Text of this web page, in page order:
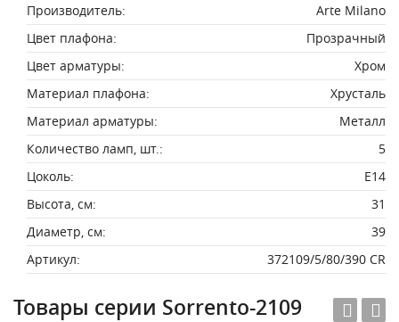
Производитель:
Arte Milano
Цвет плафона:
Прозрачный
Цвет арматуры:
Хром
Материал плафона:
Хрусталь
Материал арматуры:
Металл
Количество ламп, шт.:
5
Цоколь:
E14
Высота, см:
31
Диаметр, см:
39
Артикул:
372109/5/80/390 CR
Товары серии Sorrento-2109